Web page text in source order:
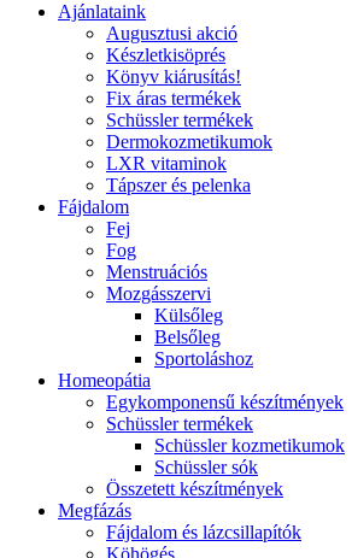
Ajánlataink
Augusztusi akció
Készletkisöprés
Könyv kiárusítás!
Fix áras termékek
Schüssler termékek
Dermokozmetikumok
LXR vitaminok
Tápszer és pelenka
Fájdalom
Fej
Fog
Menstruációs
Mozgásszervi
Külsőleg
Belsőleg
Sportoláshoz
Homeopátia
Egykomponensű készítmények
Schüssler termékek
Schüssler kozmetikumok
Schüssler sók
Összetett készítmények
Megfázás
Fájdalom és lázcsillapítók
Köhögés